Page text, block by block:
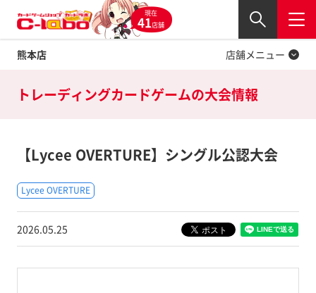
現在
41店舗
熊本店
閉じる
店舗メニュー
Twitter
トレーディングカードゲームの大会情報
【Lycee OVERTURE】シングル公認大会
Lycee OVERTURE
2026.05.25